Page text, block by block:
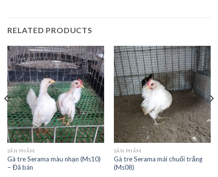
RELATED PRODUCTS
SẢN PHẨM
Gà tre Serama màu nhạn (Ms10)
– Đã bán
SẢN PHẨM
Gà tre Serama mái chuối trắng
(Ms08)